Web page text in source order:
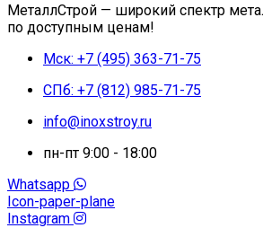
МеталлСтрой — широкий спектр
по доступным ценам!
Мск: +7 (495) 363-71-75
СПб: +7 (812) 985-71-75
info@inoxstroy.ru
пн-пт 9:00 - 18:00
Whatsapp
Icon-paper-plane
Instagram